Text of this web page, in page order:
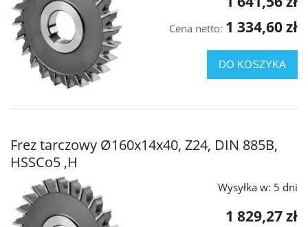
Cena netto: 1 334,60 zł
DO KOSZYKA
Frez tarczowy Ø160x14x40, Z24, DIN 885B,
HSSCo5 ,H
Wysyłka w: 5 dni
1 829,27 zł